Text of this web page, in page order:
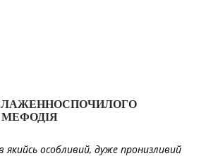
особливий, дуже пронизливий